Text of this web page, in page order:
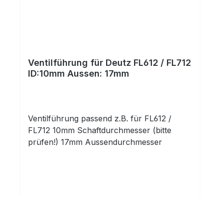
Ventilführung für Deutz FL612 / FL712
ID:10mm Aussen: 17mm
Ventilführung passend z.B. für FL612 /
FL712 10mm Schaftdurchmesser (bitte
prüfen!) 17mm Aussendurchmesser